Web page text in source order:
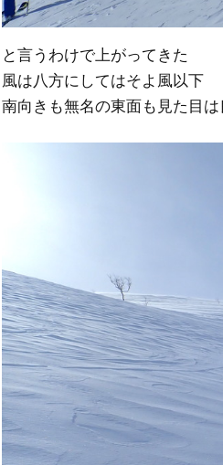
と言うわけで上がってきた
風は八方にしてはそよ風以下
南向きも無名の東面も見た目